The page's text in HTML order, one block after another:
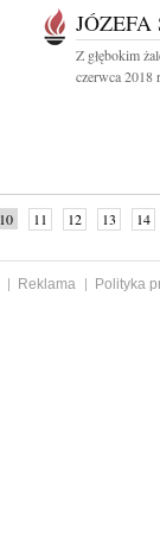
Z głębokim
czerwca 2018
10 11 12 13 14
Reklama
Polityka